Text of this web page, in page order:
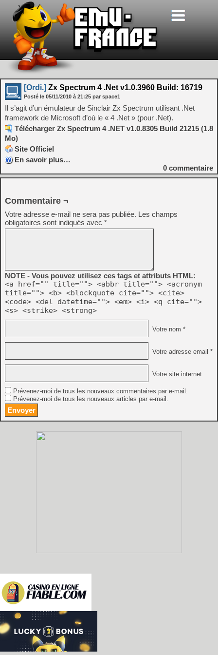
[Ordi.] Zx Spectrum 4 .Net v1.0.3960 Build: 16719
Posté le 05/11/2010 à 21:25 par space1
Il s’agit d’un émulateur de Sinclair Zx Spectrum utilisant .Net
framework de Microsoft d’où le « 4 .Net » (pour .Net).
Télécharger Zx Spectrum 4 .NET v1.0.8305 Build 21215 (1.8
Mo)
Site Officiel
En savoir plus…
0 commentaire
Commentaire ¬
Votre adresse e-mail ne sera pas publiée. Les champs
obligatoires sont indiqués avec *
NOTE - Vous pouvez utilisez ces tags et attributs HTML:
<a href="" title=""> <abbr title=""> <acronym
title=""> <b> <blockquote cite=""> <cite>
<code> <del datetime=""> <em> <i> <q cite="">
<s> <strike> <strong>
Votre nom *
Votre adresse email *
Votre site internet
Prévenez-moi de tous les nouveaux commentaires par e-mail.
Prévenez-moi de tous les nouveaux articles par e-mail.